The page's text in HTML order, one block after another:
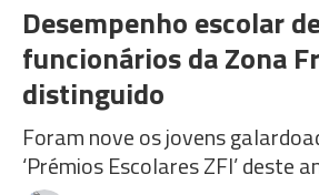
Desempenho escolar
funcionários da Zona
distinguido
Foram nove os jovens
‘Prémios Escolares ZFI’ deste